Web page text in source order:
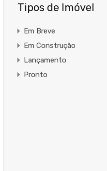
Tipos de Imóvel
Em Breve
Em Construção
Lançamento
Pronto